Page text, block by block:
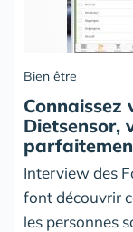
Bien être
Connaissez
Dietsensor,
Interview des
font découvrir
les personnes